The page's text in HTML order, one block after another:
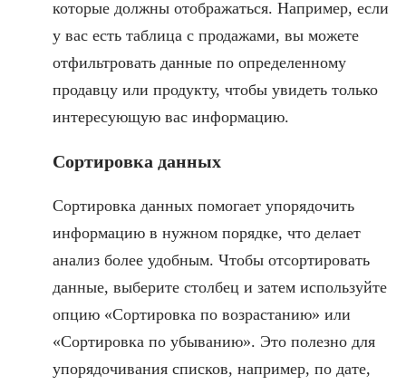
которые должны отображаться. Например, если
у вас есть таблица с продажами, вы можете
отфильтровать данные по определенному
продавцу или продукту, чтобы увидеть только
интересующую вас информацию.
Сортировка данных
Сортировка данных помогает упорядочить
информацию в нужном порядке, что делает
анализ более удобным. Чтобы отсортировать
данные, выберите столбец и затем используйте
опцию «Сортировка по возрастанию» или
«Сортировка по убыванию». Это полезно для
упорядочивания списков, например, по дате,